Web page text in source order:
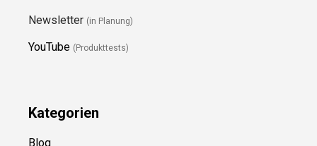
Newsletter (in Planung)
YouTube (Produkttests)
Kategorien
Blog